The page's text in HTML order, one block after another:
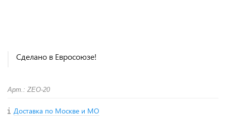
Сделано в Евросоюзе!
Арт.: ZEO-20
Доставка по Москве и МО